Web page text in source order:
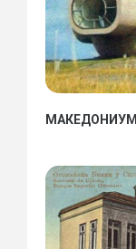
МАКЕДОНИУМ